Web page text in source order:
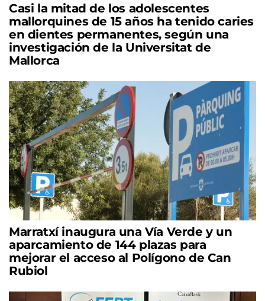
Casi la mitad de los adolescentes
mallorquines de 15 años ha tenido caries
en dientes permanentes, según una
investigación de la Universitat de
Mallorca
Marratxí inaugura una Vía Verde y un
aparcamiento de 144 plazas para
mejorar el acceso al Polígono de Can
Rubiol